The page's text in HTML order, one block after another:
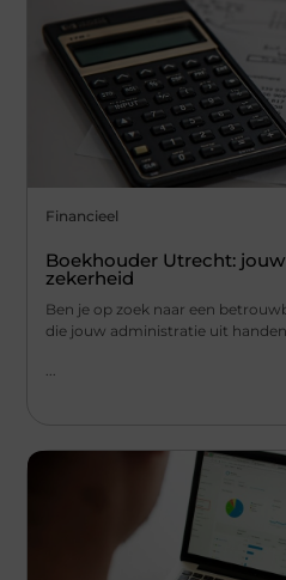
Financieel
Boekhouder Utrecht:
zekerheid
Ben je op zoek naar een
die jouw administratie uit